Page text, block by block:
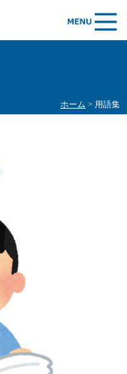
ホーム > 用語集